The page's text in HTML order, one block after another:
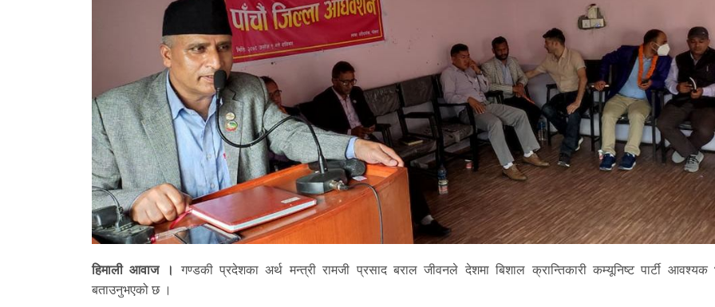
हिमाली आवाज ।
गण्डकी प्रदेशका अर्थ मन्त्री रामजी प्रसाद बराल जीवनले देशमा बिशाल क्रान्तिकारी कम्यूनिष्ट पार्टी आवश्यक
बताउनुभएको छ ।